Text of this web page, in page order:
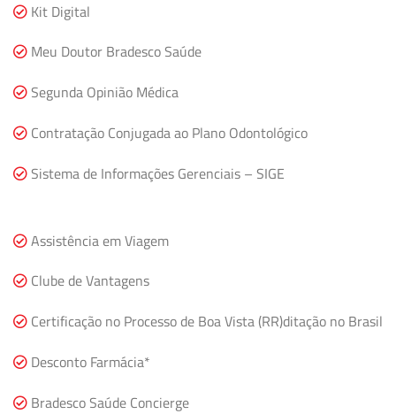
Kit Digital
Meu Doutor Bradesco Saúde
Segunda Opinião Médica
Contratação Conjugada ao Plano Odontológico
Sistema de Informações Gerenciais – SIGE
Assistência em Viagem
Clube de Vantagens
Certificação no Processo de Boa Vista (RR)ditação no Brasil
Desconto Farmácia*
Bradesco Saúde Concierge